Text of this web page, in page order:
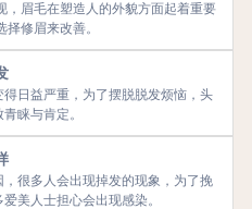
，眉毛在塑造人的外貌方面起着重要
修眉来改善。
日益严重，为了摆脱脱发烦恼，头
睐与肯定。
很多人会出现掉发的现象，为了挽
美人士担心会出现感染。